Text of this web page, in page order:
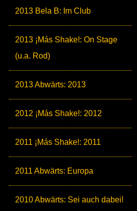
2013 Bela B: Im Club
2013 ¡Más Shake!: On Stage
(u.a. Rod)
2013 Abwärts: 2013
2012 ¡Más Shake!: 2012
2011 ¡Más Shake!: 2011
2011 Abwärts: Europa
2010 Abwärts: Sei auch dabei!